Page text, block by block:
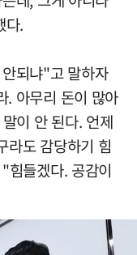
다.
되냐"고 말하자
. 아무리 돈이 많아
이 안 된다. 언제
라도 감당하기 힘
힘들겠다. 공감이